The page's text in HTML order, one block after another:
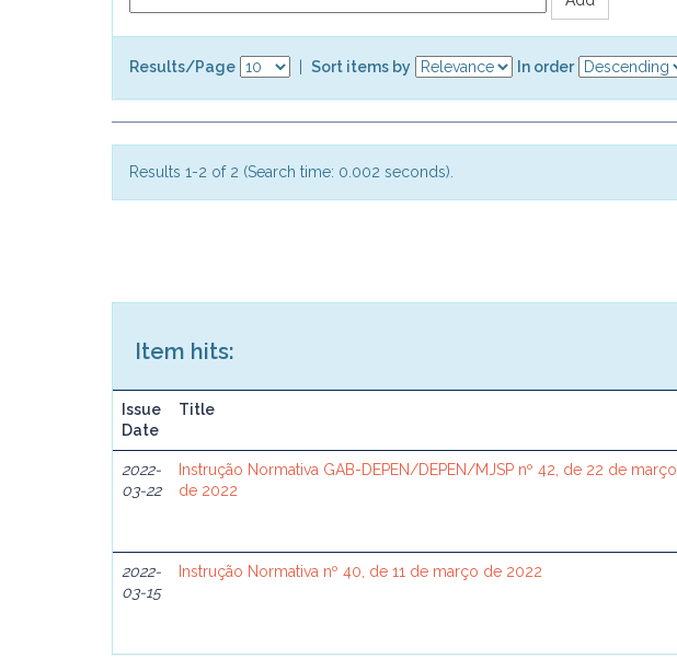
Results/Page Sort items by In order
Results 1-2 of 2 (Search time: 0.002 seconds).
Item hits:
Issue
Date
Title
2022-
03-22
Instrução Normativa GAB-DEPEN/DEPEN/MJSP nº 42, de 22 de março
de 2022
2022-
03-15
Instrução Normativa nº 40, de 11 de março de 2022